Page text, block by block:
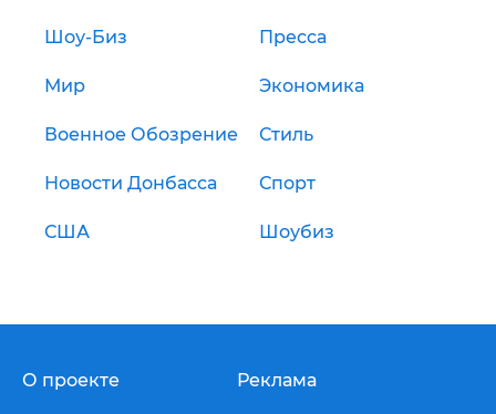
Шоу-Биз Пресса
Мир Экономика
Военное Обозрение Стиль
Новости Донбасса Спорт
США Шоубиз
О проекте Реклама